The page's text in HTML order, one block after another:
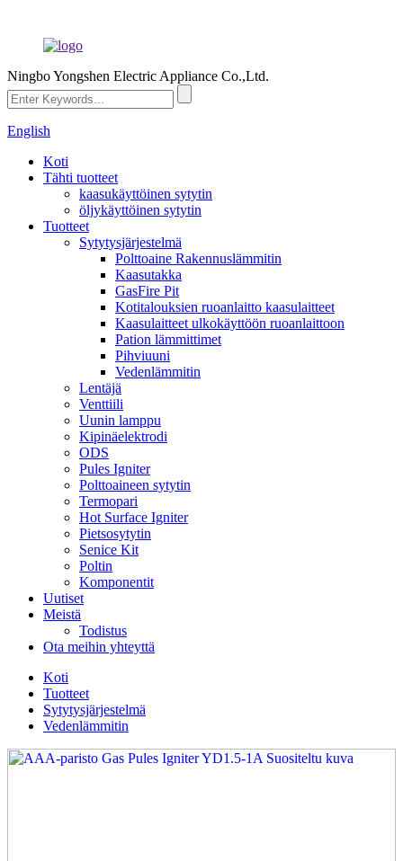
Ningbo Yongshen Electric Appliance Co.,Ltd.
English
Koti
Tähti tuotteet
kaasukäyttöinen sytytin
öljykäyttöinen sytytin
Tuotteet
Sytytysjärjestelmä
Polttoaine Rakennuslämmitin
Kaasutakka
GasFire Pit
Kotitalouksien ruoanlaitto kaasulaitteet
Kaasulaitteet ulkokäyttöön ruoanlaittoon
Pation lämmittimet
Pihviuuni
Vedenlämmitin
Lentäjä
Venttiili
Uunin lamppu
Kipinäelektrodi
ODS
Pules Igniter
Polttoaineen sytytin
Termopari
Hot Surface Igniter
Pietsosytytin
Senice Kit
Poltin
Komponentit
Uutiset
Meistä
Todistus
Ota meihin yhteyttä
Koti
Tuotteet
Sytytysjärjestelmä
Vedenlämmitin